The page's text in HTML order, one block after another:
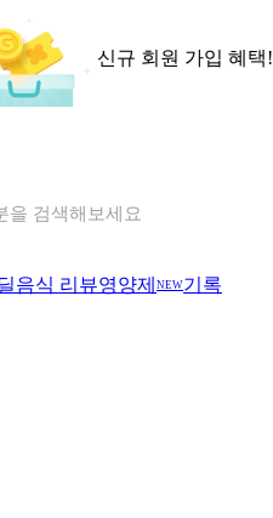
신규 회원 가입 혜택!
식 검색해보세요
음식 리뷰영양제 NEW기록